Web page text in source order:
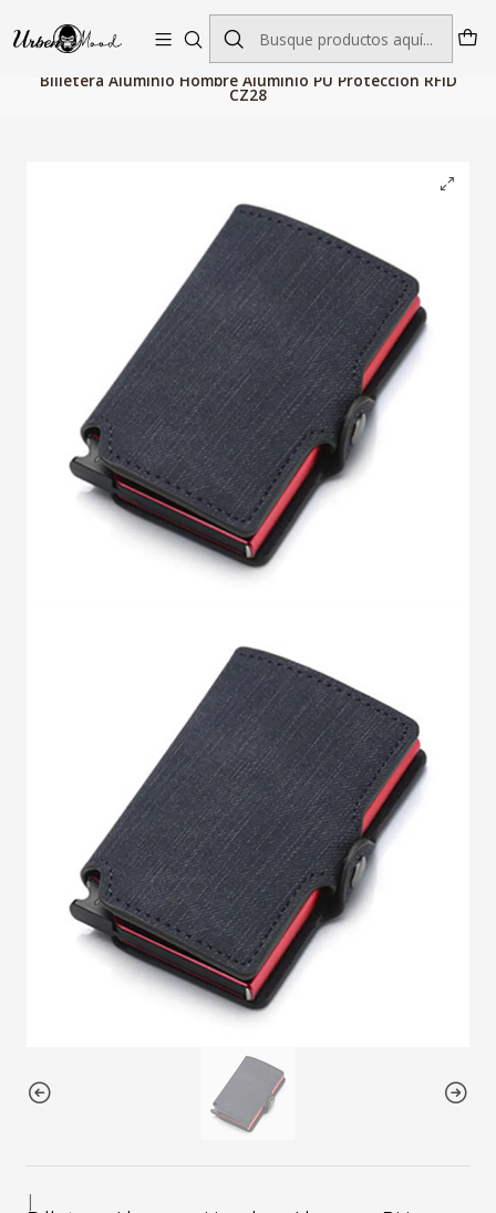
Envío GRATIS desde $60.000 | Entregas rápidas 1–5 días hábiles
Billeteras, Bolsos y Maletas Bolsos Hombre
Billetera Aluminio Hombre Aluminio PU Proteccion RFID
CZ28
|